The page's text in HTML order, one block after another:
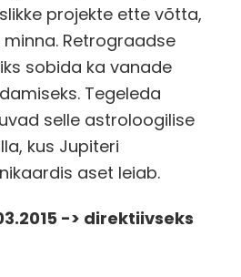
projekte ette võtta,
Retrograadse
sobida ka vanade
Tegeleda
selle astroloogilise
kus Jupiteri
aset leiab.
-> direktiivseks